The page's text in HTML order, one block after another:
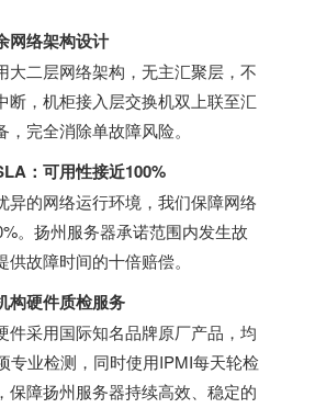
网络架构设计
大二层网络架构，无主汇聚层，不
断，机柜接入层交换机双上联至汇
完全消除单故障风险。
：可用性接近100%
异的网络运行环境，我们保障网络
。扬州服务器承诺范围内发生故
故障时间的十倍赔偿。
构硬件质检服务
件采用国际知名品牌原厂产品，均
专业检测，同时使用IPMI每天轮检
保障扬州服务器持续高效、稳定的